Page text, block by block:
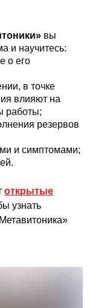
вы
и научитесь:
о его
в точке
влияют на
работы;
резервов
и симптомами;
открытые
узнать